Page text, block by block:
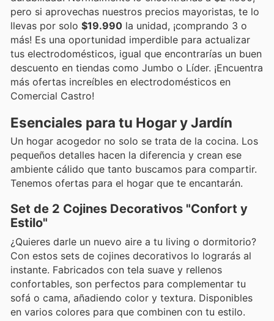
pero si aprovechas nuestros precios mayoristas, te lo
llevas por solo $19.990 la unidad, ¡comprando 3 o
más! Es una oportunidad imperdible para actualizar
tus electrodomésticos, igual que encontrarías un buen
descuento en tiendas como Jumbo o Líder. ¡Encuentra
más ofertas increíbles en electrodomésticos en
Comercial Castro!
Esenciales para tu Hogar y Jardín
Un hogar acogedor no solo se trata de la cocina. Los
pequeños detalles hacen la diferencia y crean ese
ambiente cálido que tanto buscamos para compartir.
Tenemos ofertas para el hogar que te encantarán.
Set de 2 Cojines Decorativos "Confort y
Estilo"
¿Quieres darle un nuevo aire a tu living o dormitorio?
Con estos sets de cojines decorativos lo lograrás al
instante. Fabricados con tela suave y rellenos
confortables, son perfectos para complementar tu
sofá o cama, añadiendo color y textura. Disponibles
en varios colores para que combinen con tu estilo.